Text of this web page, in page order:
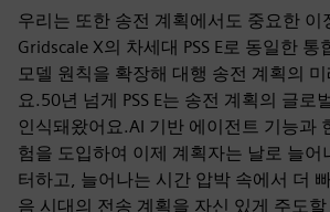
우리는 또한 송전 계획에서도 중요한 이
Gridscale X의 차세대 PSS E로 동일한
모델 원칙을 확장해 대행 송전 계획의
요.50년 넘게 PSS E는 송전 계획의 글로
인식돼왔어요.AI 기반 에이전트 기능과
험을 도입하여 이제 계획자는 날로 늘어
터하고, 늘어나는 시간 압박 속에서 더
음 시대의 전송 계획을 자신 있게 주도